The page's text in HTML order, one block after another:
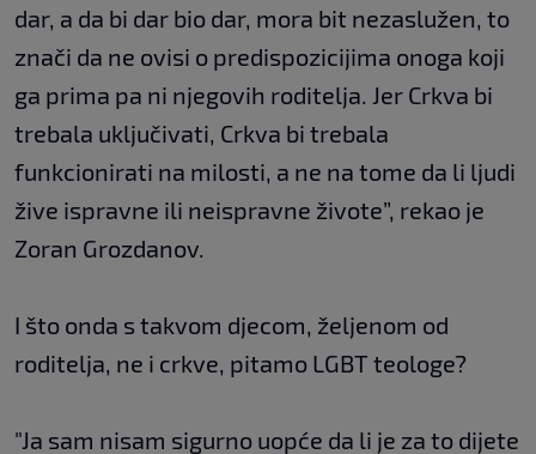
dar, a da bi dar bio dar, mora bit nezaslužen, to
znači da ne ovisi o predispozicijima onoga koji
ga prima pa ni njegovih roditelja. Jer Crkva bi
trebala uključivati, Crkva bi trebala
funkcionirati na milosti, a ne na tome da li ljudi
žive ispravne ili neispravne živote”, rekao je
Zoran Grozdanov.
I što onda s takvom djecom, željenom od
roditelja, ne i crkve, pitamo LGBT teologe?
"Ja sam nisam sigurno uopće da li je za to dijete